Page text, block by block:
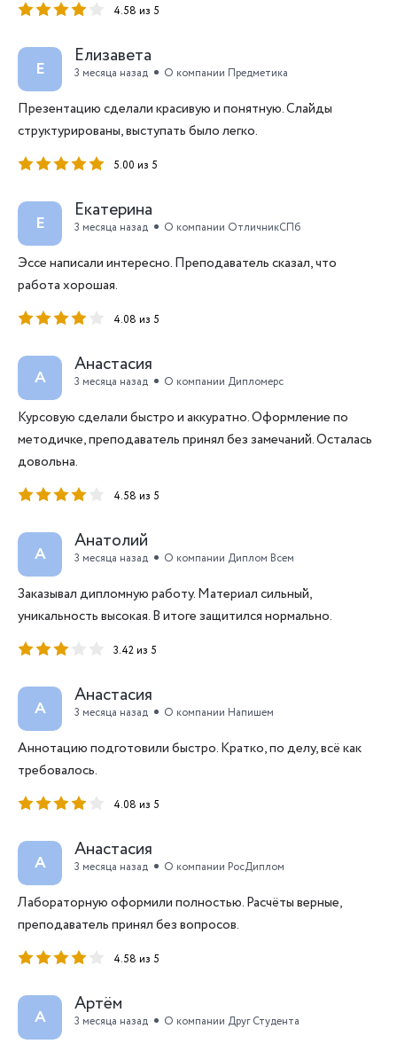
4.58 из 5
Е
Елизавета
3 месяца назад О компании Предметика
5.00 из 5
Презентацию сделали красивую и понятную. Слайды
структурированы, выступать было легко.
Е
Екатерина
3 месяца назад О компании ОтличникСПб
4.08 из 5
Эссе написали интересно. Преподаватель сказал, что
работа хорошая.
А
Анастасия
3 месяца назад О компании Дипломерс
4.58 из 5
Курсовую сделали быстро и аккуратно. Оформление по
методичке, преподаватель принял без замечаний. Осталась
довольна.
А
Анатолий
3 месяца назад О компании Диплом Всем
3.42 из 5
Заказывал дипломную работу. Материал сильный,
уникальность высокая. В итоге защитился нормально.
А
Анастасия
3 месяца назад О компании Напишем
4.08 из 5
Аннотацию подготовили быстро. Кратко, по делу, всё как
требовалось.
А
Анастасия
3 месяца назад О компании РосДиплом
4.58 из 5
Лабораторную оформили полностью. Расчёты верные,
преподаватель принял без вопросов.
А
Артём
3 месяца назад О компании Друг Студента